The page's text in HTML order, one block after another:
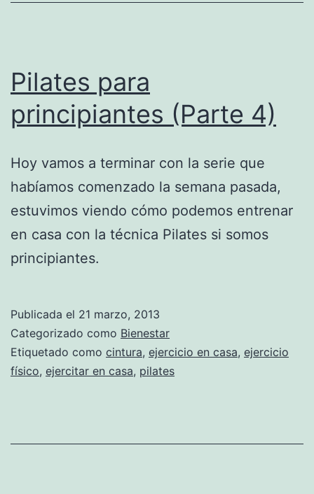
Pilates para
principiantes (Parte 4)
Hoy vamos a terminar con la serie que
habíamos comenzado la semana pasada,
estuvimos viendo cómo podemos entrenar
en casa con la técnica Pilates si somos
principiantes.
Publicada el 21 marzo, 2013
Categorizado como Bienestar
Etiquetado como cintura, ejercicio en casa, ejercicio
físico, ejercitar en casa, pilates